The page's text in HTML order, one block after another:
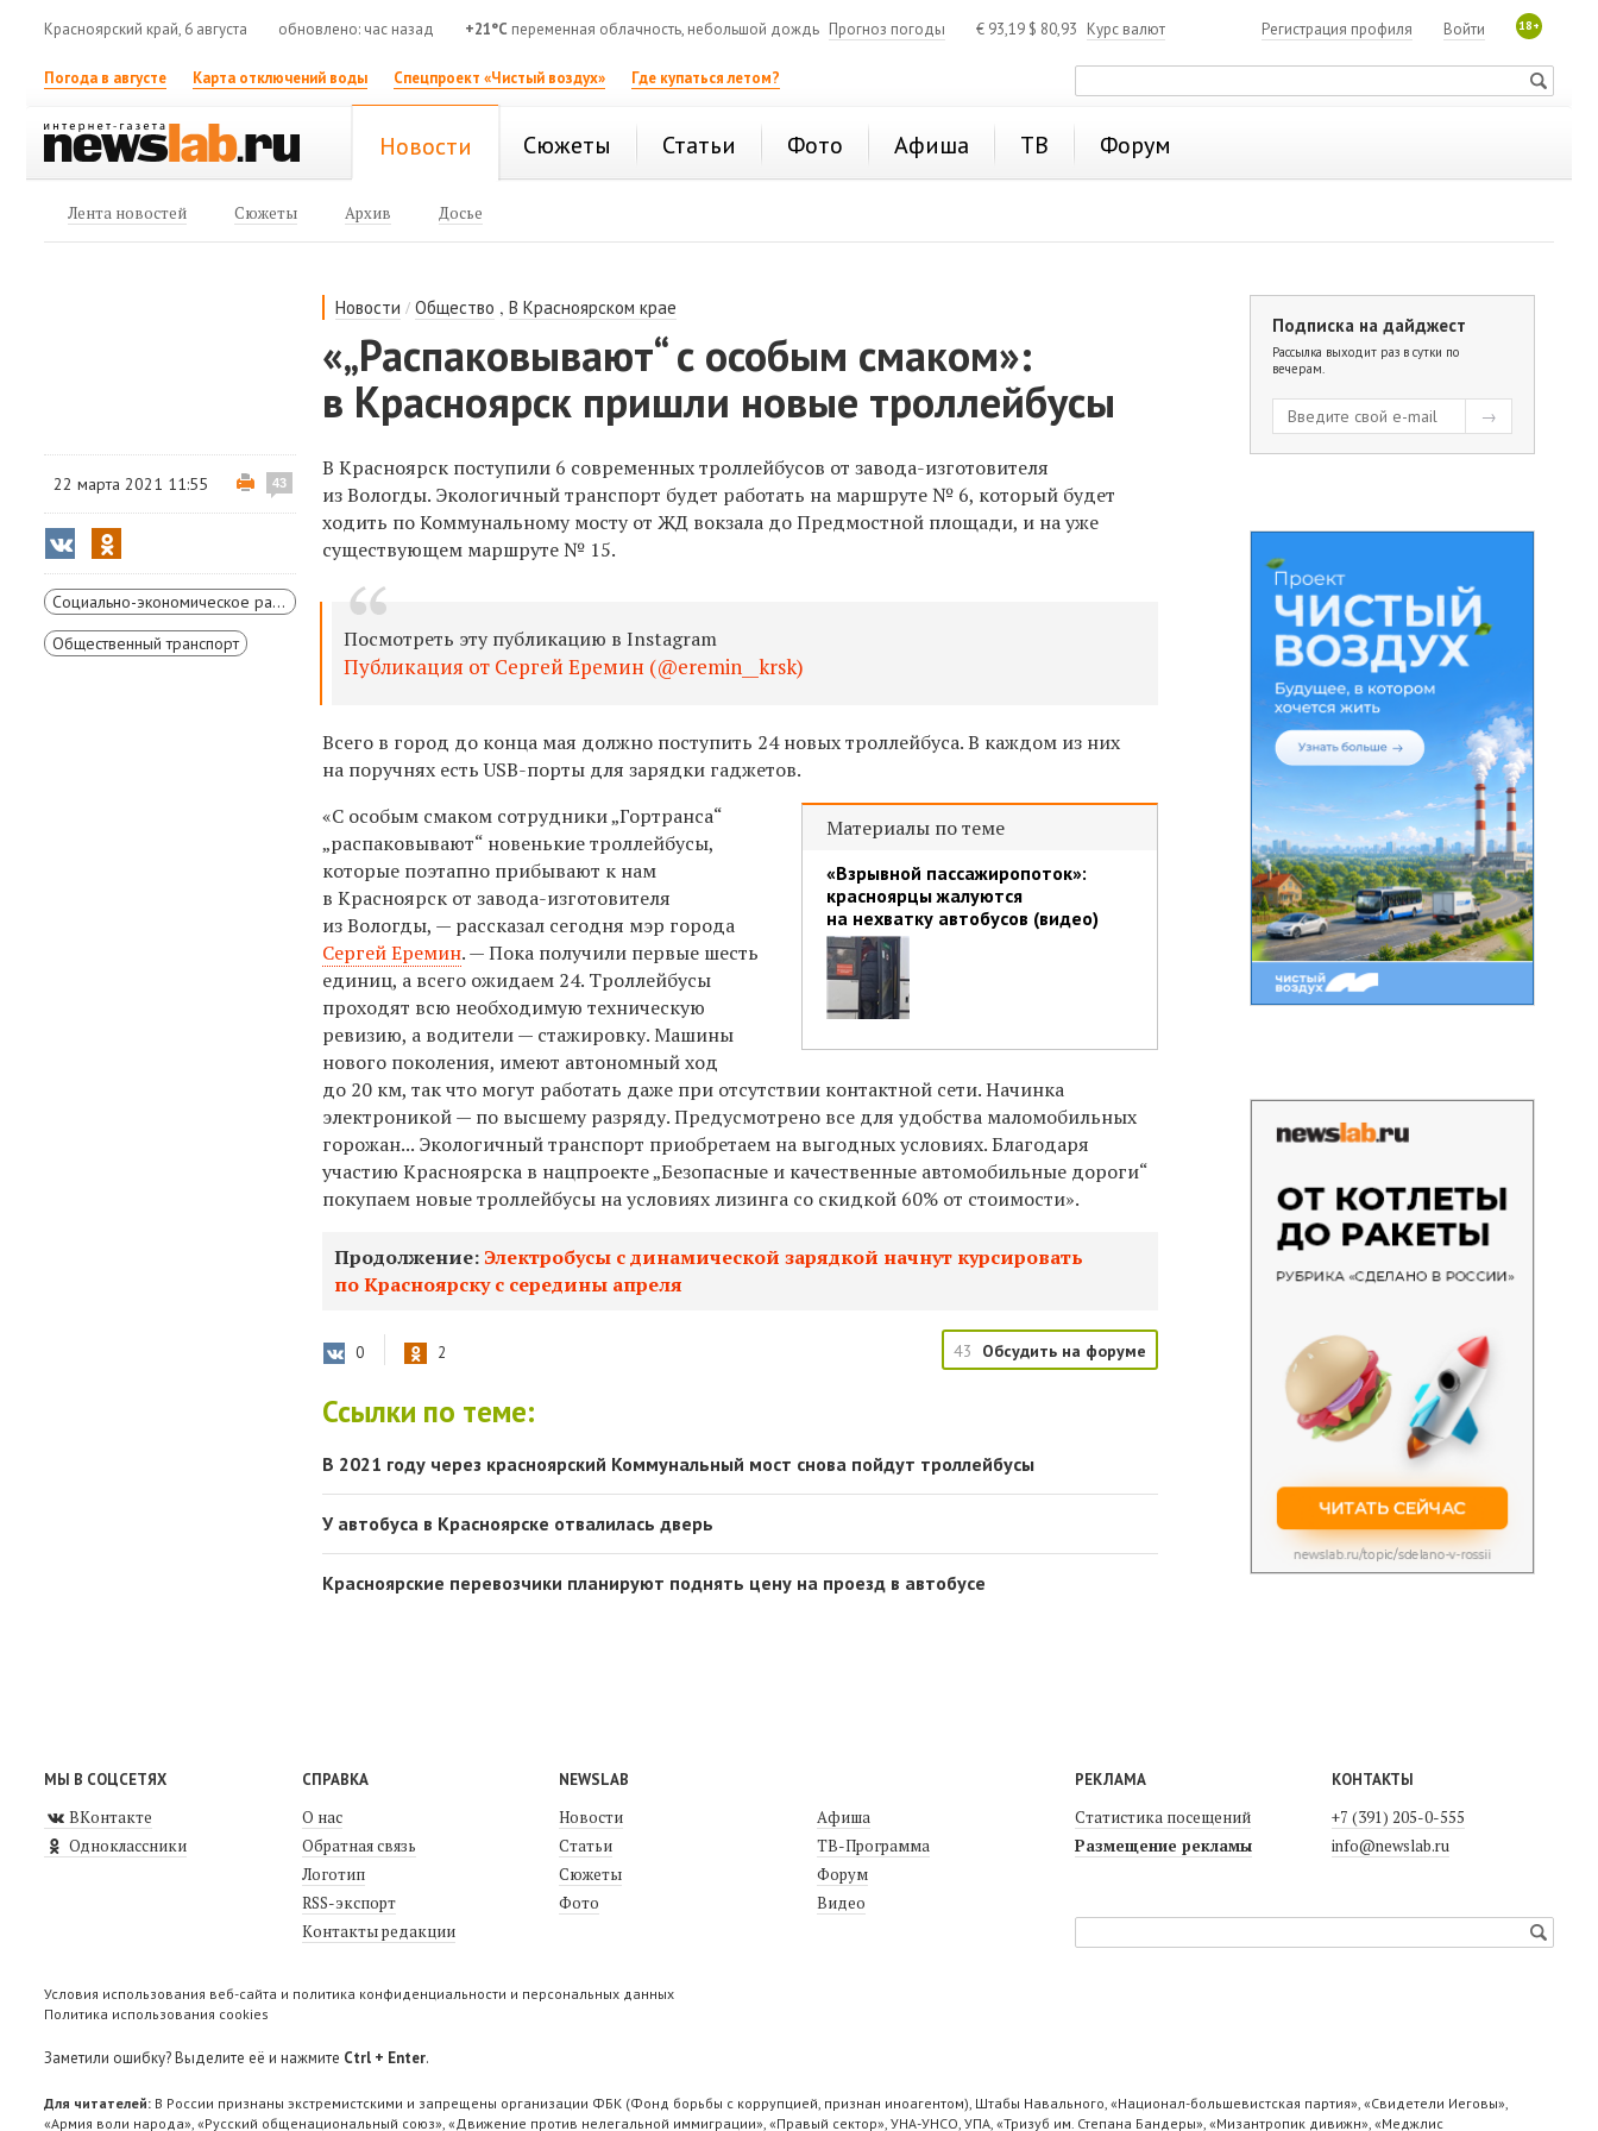
Красноярский край, 6 августа обновлено: час назад +21°C переменная облачность, небольшой дождь Прогноз погоды € 93,19 $ 80,93 Курс валют 18+
Войти
Регистрация профиля
Погода в августе Карта отключений воды Спецпроект «Чистый воздух» Где купаться летом?
Новости Сюжеты Статьи Фото Афиша ТВ Форум
Лента новостей Сюжеты Архив Досье
Новости /Общество ,В Красноярском крае
«„Распаковывают“ с особым смаком»:
в Красноярск пришли новые троллейбусы
22 марта 2021 11:55 43
Социально-экономическое развитие Красноярского края
Общественный транспорт
В Красноярск поступили 6 современных троллейбусов от завода-изготовителя
из Вологды. Экологичный транспорт будет работать на маршруте № 6, который будет
ходить по Коммунальному мосту от ЖД вокзала до Предмостной площади, и на уже
существующем маршруте № 15.
Посмотреть эту публикацию в Instagram
Публикация от Сергей Еремин (@eremin__krsk)
Всего в город до конца мая должно поступить 24 новыхтроллейбуса. В каждом из них
на поручнях есть USB-порты для зарядки гаджетов.
Материалы по теме
«Взрывной пассажиропоток»:
красноярцы жалуются
на нехватку автобусов (видео)
«С особым смаком сотрудники „Гортранса“
„распаковывают“ новенькие троллейбусы,
которые поэтапно прибывают к нам
в Красноярск от завода-изготовителя
из Вологды, — рассказал сегодня мэр города
Сергей Еремин. — Пока получили первые шесть
единиц, а всего ожидаем 24. Троллейбусы
проходят всю необходимую техническую
ревизию, а водители — стажировку. Машины
нового поколения, имеют автономный ход
до 20 км, так что могут работать даже при отсутствии контактной сети. Начинка
электроникой — по высшему разряду. Предусмотрено все для удобства маломобильных
горожан... Экологичный транспорт приобретаем на выгодных условиях. Благодаря
участию Красноярска в нацпроекте „Безопасные и качественные автомобильные дороги“
покупаем новые троллейбусы на условиях лизинга со скидкой 60% от стоимости».
Продолжение:Электробусы с динамической зарядкой начнут курсировать
по Красноярску с середины апреля
0 2 43 Обсудить на форуме
Ссылки по теме:
В 2021 году через красноярский Коммунальный мост снова пойдут троллейбусы
У автобуса в Красноярске отвалилась дверь
Красноярские перевозчики планируют поднять цену на проезд в автобусе
Подписка на дайджест
Рассылка выходит раз в сутки по
вечерам.
МЫ В СОЦСЕТЯХ
ВКонтакте
Одноклассники
СПРАВКА
О нас
Обратная связь
Логотип
RSS-экспорт
Контакты редакции
NEWSLAB
Новости
Статьи
Сюжеты
Фото
Афиша
ТВ-Программа
Форум
Видео
РЕКЛАМА
Статистика посещений
Размещение рекламы
КОНТАКТЫ
+7 (391) 205-0-555
info@newslab.ru
Условия использования веб-сайта и политика конфиденциальности и персональных данных
Политика использования cookies
Заметили ошибку? Выделите её и нажмите Ctrl + Enter.
Для читателей: В России признаны экстремистскими и запрещены организации ФБК (Фонд борьбы с коррупцией, признан иноагентом), Штабы Навального, «Национал-большевистская партия», «Свидетели Иеговы»,
«Армия воли народа», «Русский общенациональный союз», «Движение против нелегальной иммиграции», «Правый сектор», УНА-УНСО, УПА, «Тризуб им. Степана Бандеры», «Мизантропик дивижн», «Меджлис